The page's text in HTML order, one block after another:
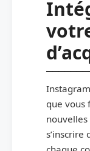
que vous
s’inscrire